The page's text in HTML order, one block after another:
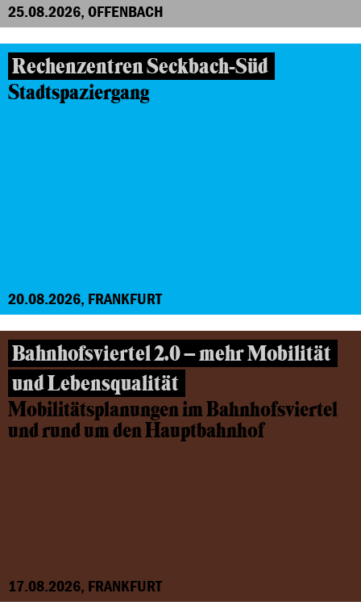
25.08.2026, OFFENBACH
Rechenzentren Seckbach-Süd
Stadtspaziergang
20.08.2026, FRANKFURT
Bahnhofsviertel 2.0 – mehr Mobilität
und Lebensqualität
Mobilitätsplanungen im Bahnhofsviertel
und rund um den Hauptbahnhof
17.08.2026, FRANKFURT